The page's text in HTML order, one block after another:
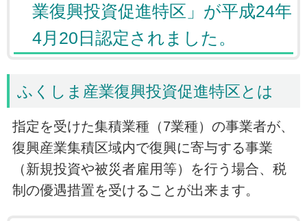
業復興投資促進特区」が平成24年
4月20日認定されました。
ふくしま産業復興投資促進特区とは
指定を受けた集積業種（7業種）の事業者が、
復興産業集積区域内で復興に寄与する事業
（新規投資や被災者雇用等）を行う場合、税
制の優遇措置を受けることが出来ます。